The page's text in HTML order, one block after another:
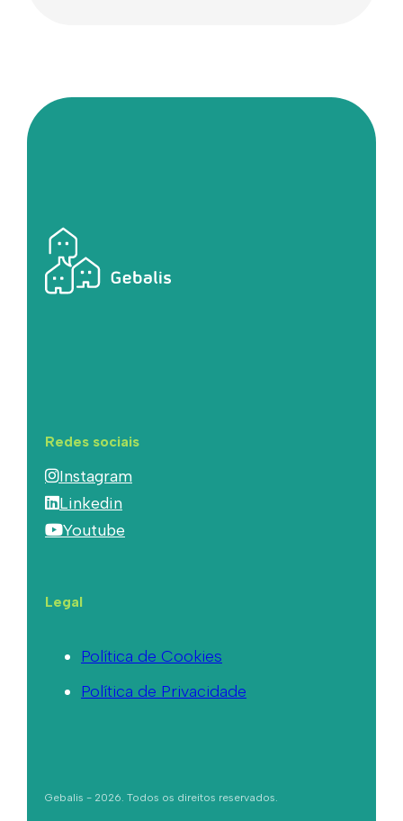
Redes sociais
Instagram
Linkedin
Youtube
Legal
Política de Cookies
Política de Privacidade
Gebalis - 2026. Todos os direitos reservados.